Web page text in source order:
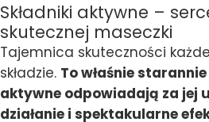
Składniki aktywne –
skutecznej maseczki
Tajemnica skuteczności
składzie. To właśnie
aktywne odpowiadają za jej
działanie i spektakularne